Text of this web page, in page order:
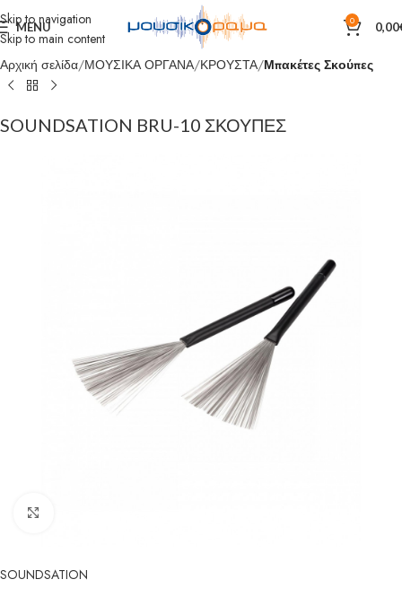
Skip to navigation
Skip to main content
MENU 0 0,00
Αρχική σελίδα ΜΟΥΣΙΚΑ ΟΡΓΑΝΑ ΚΡΟΥΣΤΑ Μπακέτες Σκούπες
SOUNDSATION BRU-10 ΣΚΟΥΠΕΣ
SOUNDSATION